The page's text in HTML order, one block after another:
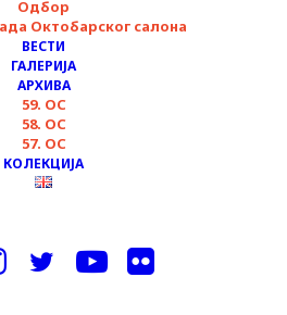
Одбор
Октобарског салона
ВЕСТИ
ГАЛЕРИЈА
АРХИВА
59. ОС
58. ОС
57. ОС
КОЛЕКЦИЈА